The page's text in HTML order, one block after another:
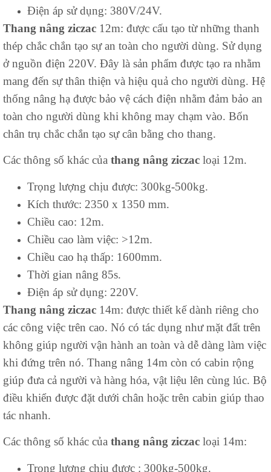
Điện áp sử dụng: 380V/24V.
Thang nâng ziczac 12m: được cấu tạo từ những thanh
thép chắc chắn tạo sự an toàn cho người dùng. Sử dụng
ở nguồn điện 220V. Đây là sản phẩm được tạo ra nhằm
mang đến sự thân thiện và hiệu quả cho người dùng. Hệ
thống nâng hạ được bảo vệ cách điện nhằm đảm bảo an
toàn cho người dùng khi không may chạm vào. Bốn
chân trụ chắc chắn tạo sự cân bằng cho thang.
Các thông số khác của thang nâng ziczac loại 12m.
Trọng lượng chịu được: 300kg-500kg.
Kích thước: 2350 x 1350 mm.
Chiều cao: 12m.
Chiều cao làm việc: >12m.
Chiều cao hạ thấp: 1600mm.
Thời gian nâng 85s.
Điện áp sử dụng: 220V.
Thang nâng ziczac 14m: được thiết kế dành riêng cho
các công việc trên cao. Nó có tác dụng như mặt đất trên
không giúp người vận hành an toàn và dễ dàng làm việc
khi đứng trên nó. Thang nâng 14m còn có cabin rộng
giúp đưa cả người và hàng hóa, vật liệu lên cùng lúc. Bộ
điều khiển được đặt dưới chân hoặc trên cabin giúp thao
tác nhanh.
Các thông số khác của thang nâng ziczac loại 14m:
Trọng lượng chịu được : 300kg-500kg.